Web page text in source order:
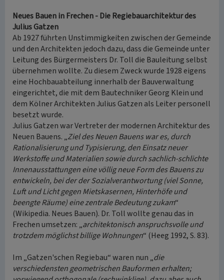
Neues Bauen in Frechen - Die Regiebauarchitektur des
Julius Gatzen
Ab 1927 führten Unstimmigkeiten zwischen der Gemeinde
und den Architekten jedoch dazu, dass die Gemeinde unter
Leitung des Bürgermeisters Dr. Toll die Bauleitung selbst
übernehmen wollte. Zu diesem Zweck wurde 1928 eigens
eine Hochbauabteilung innerhalb der Bauverwaltung
eingerichtet, die mit dem Bautechniker Georg Klein und
dem Kölner Architekten Julius Gatzen als Leiter personell
besetzt wurde.
Julius Gatzen war Vertreter der modernen Architektur des
Neuen Bauens. „Ziel des Neuen Bauens war es, durch
Rationalisierung und Typisierung, den Einsatz neuer
Werkstoffe und Materialien sowie durch sachlich-schlichte
Innenausstattungen eine völlig neue Form des Bauens zu
entwickeln, bei der der Sozialverantwortung (viel Sonne,
Luft und Licht gegen Mietskasernen, Hinterhöfe und
beengte Räume) eine zentrale Bedeutung zukam“
(Wikipedia. Neues Bauen). Dr. Toll wollte genau das in
Frechen umsetzen: „architektonisch anspruchsvolle und
trotzdem möglichst billige Wohnungen“ (Heeg 1992, S. 83).
Im „Gatzen'schen Regiebau“ waren nun „die
verschiedensten geometrischen Bauformen erhalten;